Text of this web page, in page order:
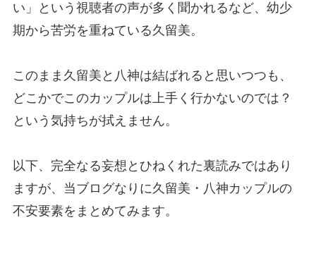
い」という視聴者の声が多く聞かれるなど、幼少
期から苦労を重ねている久留美。
このまま久留美と八神は結ばれると思いつつも、
どこかでこのカップルは上手く行かないのでは？
という気持ちが拭えません。
以下、完全なる妄想とひねくれた裏読みではあり
ますが、当ブログなりに久留美・八神カップルの
不安要素をまとめてみます。